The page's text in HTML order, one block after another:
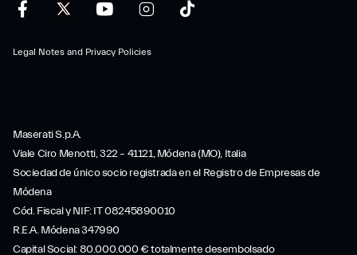
Legal Notes and Privacy Policies
Maserati S.p.A.
Viale Ciro Menotti, 322 – 41121, Módena (MO), Italia
Sociedad de único socio registrada en el Registro de Empresas de
Módena
Cód. Fiscal y NIF: IT 08245890010
R.E.A. Módena 347990
Capital Social: 80.000.000 € totalmente desembolsado